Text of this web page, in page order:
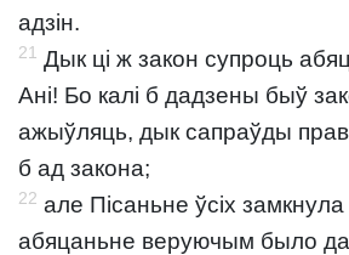
адзін.
21 Дык ці ж закон супроць
Ані! Бо калі б дадзены быў
ажыўляць, дык сапраўды
б ад закона;
22 але Пісаньне ўсіх
абяцаньне веруючым было